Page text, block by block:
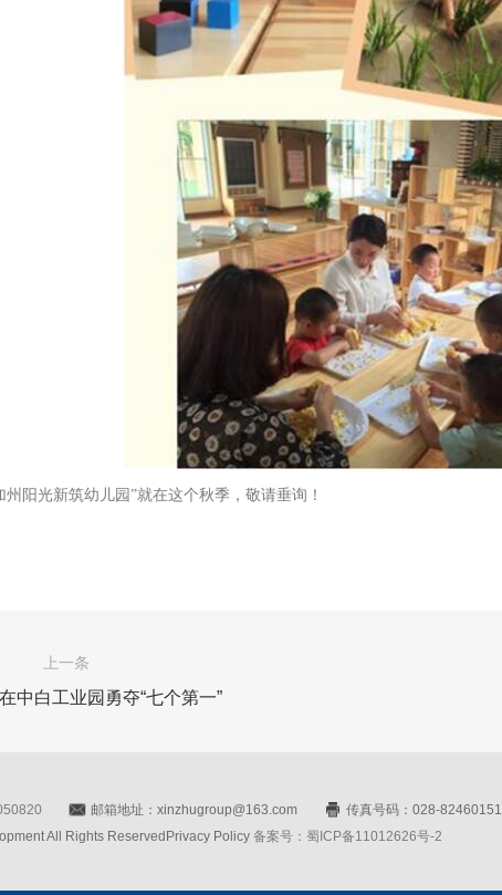
阳光新筑幼儿园”就在这个秋季，敬请垂询！
上一条
中白工业园勇夺“七个第一”
邮箱地址：xinzhugroup@163.com
传真号码：028-82460151
All Rights ReservedPrivacy Policy 备案号：蜀ICP备11012626号-2